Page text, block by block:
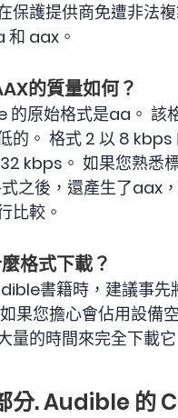
保護提供商免遭非法
和 aax。
的質量如何？
的原始格式是aa。 該
的。 格式 2 以 8
kbps。 如果您熟悉
之後，還產生了aax
比較。
格式下載？
書籍時，建議事先
果您擔心會佔用設備
量的時間來完全下載它
分. Audible 的